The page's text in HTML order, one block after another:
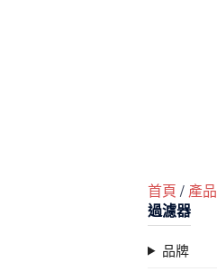
首頁/產品
過濾器
品牌